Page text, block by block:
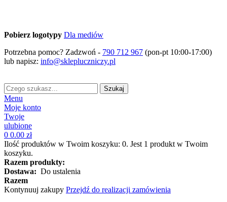
Pobierz logotypy Dla mediów
Potrzebna pomoc? Zadzwoń - 790 712 967 (pon-pt 10:00-17:00)
lub napisz: info@sklepluczniczy.pl
Szukaj
Menu
Moje konto
Twoje
ulubione
0 0.00 zł
Ilość produktów w Twoim koszyku: 0. Jest 1 produkt w Twoim
koszyku.
Razem produkty:
Dostawa: Do ustalenia
Razem
Kontynuuj zakupy Przejdź do realizacji zamówienia